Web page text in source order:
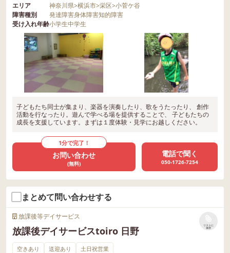
エリア 神奈川県>横浜市>栄区>小菅ケ谷
障害種別
発達障害身体障害知的障害
受け入れ年齢小学生中学生
子どもたち同士が集まり、楽器を演奏したり、歌をうたったり、 創作
活動を行なったり。遊んで学べる場を提供することで、 子どもたちの
成長を支援しています。まずは１度体験・見学にお越しください。
1分で完了！
お問い合わせ
(無料)
電話で聞く
050-1726-7254
まとめて問い合わせする
放課後等デイサービス
放課後デイサービスtoiro 日野
リストに
保存
空きあり 送迎あり 土日祝営業